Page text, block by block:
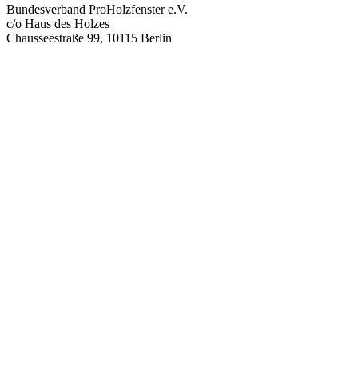
Bundesverband ProHolzfenster e.V.
c/o Haus des Holzes
Chausseestraße 99, 10115 Berlin